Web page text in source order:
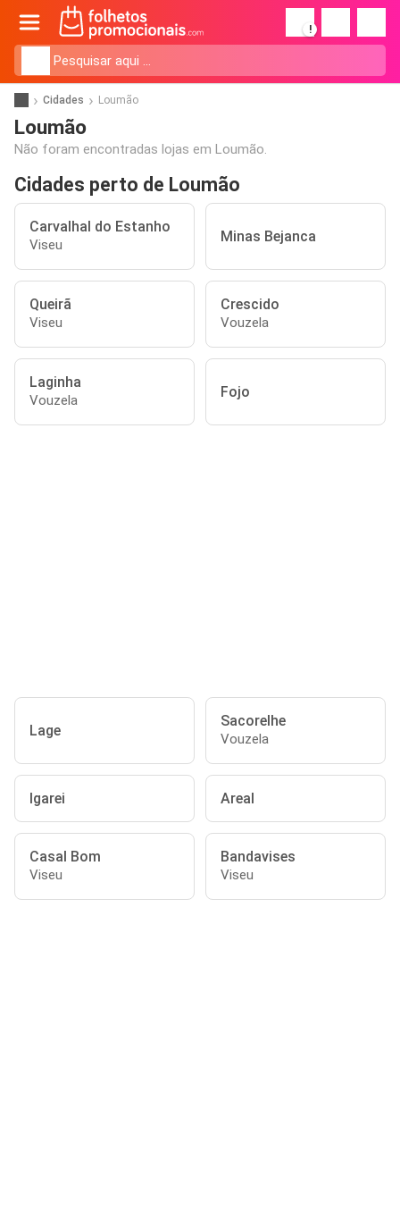
!
Cidades Loumão
Loumão
Não foram encontradas lojas em Loumão.
Cidades perto de Loumão
Carvalhal do Estanho
Viseu Minas Bejanca
Queirã
Viseu
Crescido
Vouzela
Laginha
Vouzela Fojo
Lage
Sacorelhe
Vouzela
Igarei Areal
Casal Bom
Viseu
Bandavises
Viseu